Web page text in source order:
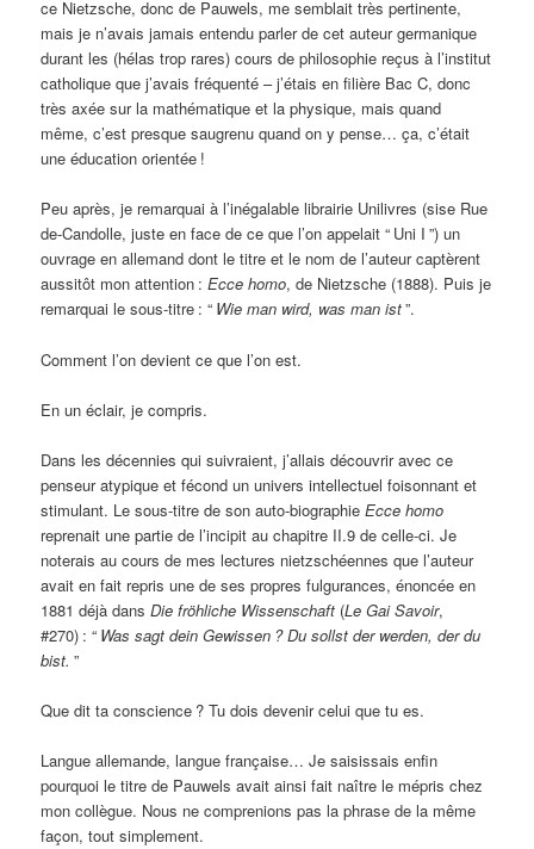
ce Nietzsche, donc de Pauwels, me semblait très pertinente,
mais je n’avais jamais entendu parler de cet auteur germanique
durant les (hélas trop rares) cours de philosophie reçus à l’institut
catholique que j’avais fréquenté – j’étais en filière Bac C, donc
très axée sur la mathématique et la physique, mais quand
même, c’est presque saugrenu quand on y pense… ça, c’était
une éducation orientée !
Peu après, je remarquai à l’inégalable librairie Unilivres (sise Rue
de-Candolle, juste en face de ce que l’on appelait “ Uni I ”) un
ouvrage en allemand dont le titre et le nom de l’auteur captèrent
aussitôt mon attention :Ecce homo, de Nietzsche (1888). Puis je
remarquai le sous-titre : “ Wie man wird, was man ist”.
Comment l’on devient ce que l’on est.
En un éclair, je compris.
Dans les décennies qui suivraient, j’allais découvrir avec ce
penseur atypique et fécond un univers intellectuel foisonnant et
stimulant. Le sous-titre de son auto-biographieEcce homo
reprenait une partie de l’incipit au chapitre II.9 de celle-ci. Je
noterais au cours de mes lectures nietzschéennes que l’auteur
avait en fait repris une de ses propres fulgurances, énoncée en
1881 déjà dansDie fröhliche Wissenschaft (Le Gai Savoir,
#270) : “ Was sagt dein Gewissen ? Du sollst der werden, der du
bist. ”
Que dit ta conscience ? Tu dois devenir celui que tu es.
Langue allemande, langue française… Je saisissais enfin
pourquoi le titre de Pauwels avait ainsi fait naître le mépris chez
mon collègue. Nous ne comprenions pas la phrase de la même
façon, tout simplement.